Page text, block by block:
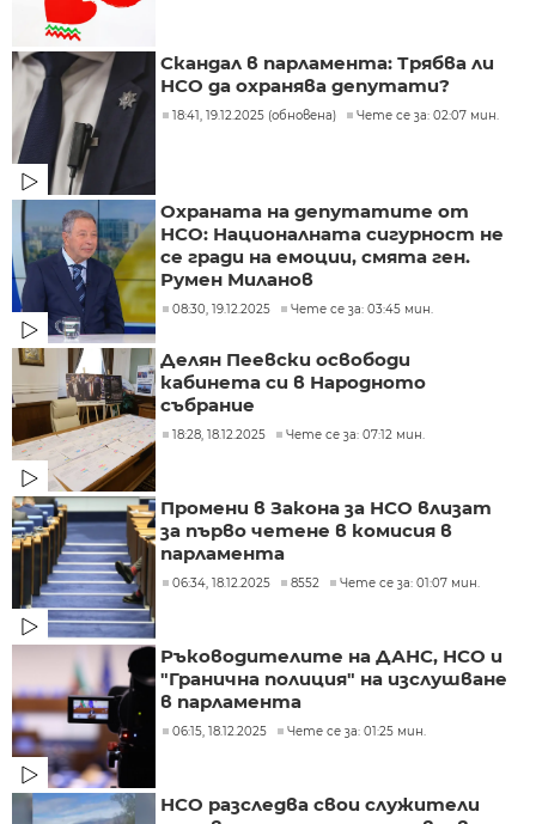
Скандал в парламента: Трябва ли
НСО да охранява депутати?
18:41, 19.12.2025 (обновена) Чете се за: 02:07 мин.
Охраната на депутатите от
НСО: Националната сигурност не
се гради на емоции, смята ген.
Румен Миланов
08:30, 19.12.2025 Чете се за: 03:45 мин.
Делян Пеевски освободи
кабинета си в Народното
събрание
18:28, 18.12.2025 Чете се за: 07:12 мин.
Промени в Закона за НСО влизат
за първо четене в комисия в
парламента
06:34, 18.12.2025 8552 Чете се за: 01:07 мин.
Ръководителите на ДАНС, НСО и
"Гранична полиция" на изслушване
в парламента
06:15, 18.12.2025 Чете се за: 01:25 мин.
НСО разследва свои служители